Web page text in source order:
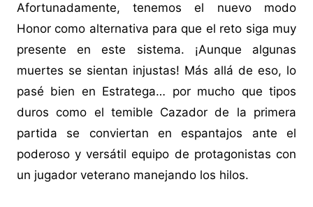
Afortunadamente, tenemos el nuevo modo
Honor como alternativa para que el reto siga muy
presente en este sistema. ¡Aunque algunas
muertes se sientan injustas! Más allá de eso, lo
pasé bien en Estratega… por mucho que tipos
duros como el temible Cazador de la primera
partida se conviertan en espantajos ante el
poderoso y versátil equipo de protagonistas con
un jugador veterano manejando los hilos.